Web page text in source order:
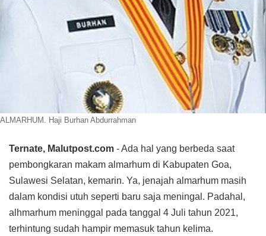
ALMARHUM. Haji Burhan Abdurrahman
Ternate, Malutpost.com - Ada hal yang berbeda saat
pembongkaran makam almarhum di Kabupaten Goa,
Sulawesi Selatan, kemarin. Ya, jenajah almarhum masih
dalam kondisi utuh seperti baru saja meningal. Padahal,
alhmarhum meninggal pada tanggal 4 Juli tahun 2021,
terhintung sudah hampir memasuk tahun kelima.